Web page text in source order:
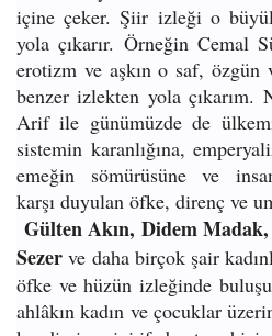
içine çeker. Şiir izleği o
yola çıkarır. Örneğin Cemal
erotizm ve aşkın o saf, özgün
benzer izlekten yola çıkarım.
Arif ile günümüzde de
sistemin karanlığına,
emeğin sömürüsüne ve
karşı duyulan öfke, direnç ve
Gülten Akın, Didem
Sezer ve daha birçok şair
öfke ve hüzün izleğinde
ahlâkın kadın ve çocuklar